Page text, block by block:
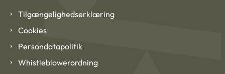
Tilgængelighedserklæring
Cookies
Persondatapolitik
Whistleblowerordning